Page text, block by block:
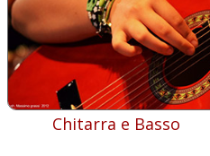
Chitarra e Basso